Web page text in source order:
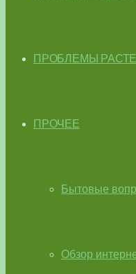
ПРОБЛЕМЫ
ПРОЧЕЕ
Бытовые
Обзор